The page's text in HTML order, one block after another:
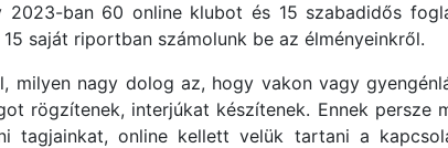
2023-ban 60 online klubot és 15 szabadidős
saját riportban számolunk be az élményeinkről.
milyen nagy dolog az, hogy vakon vagy
rögzítenek, interjúkat készítenek. Ennek
tagjainkat, online kellett velük tartani a